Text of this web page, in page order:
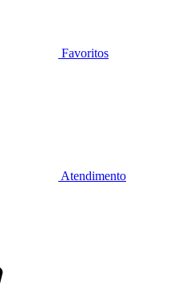
Favoritos
Atendimento